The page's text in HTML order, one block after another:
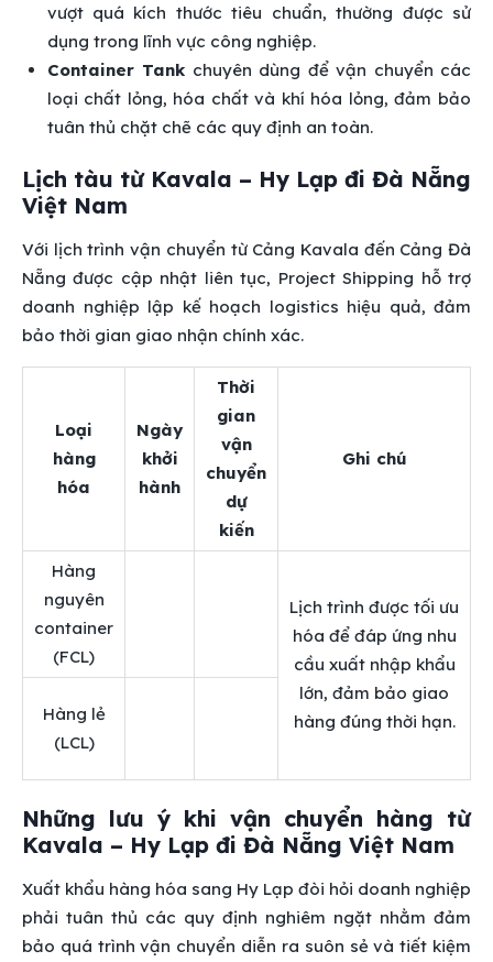
vượt quá kích thước tiêu chuẩn, thường được sử
dụng trong lĩnh vực công nghiệp.
Container Tank chuyên dùng để vận chuyển các
loại chất lỏng, hóa chất và khí hóa lỏng, đảm bảo
tuân thủ chặt chẽ các quy định an toàn.
Lịch tàu từ Kavala – Hy Lạp đi Đà Nẵng
Việt Nam
Với lịch trình vận chuyển từ Cảng Kavala đến Cảng Đà
Nẵng được cập nhật liên tục, Project Shipping hỗ trợ
doanh nghiệp lập kế hoạch logistics hiệu quả, đảm
bảo thời gian giao nhận chính xác.
Loại
hàng
hóa
Ngày
khởi
hành
Thời
gian
vận
chuyển
dự
kiến
Ghi chú
Hàng
nguyên
container
(FCL)
Lịch trình được tối ưu
hóa để đáp ứng nhu
cầu xuất nhập khẩu
lớn, đảm bảo giao
hàng đúng thời hạn.
Hàng lẻ
(LCL)
Những lưu ý khi vận chuyển hàng từ
Kavala – Hy Lạp đi Đà Nẵng Việt Nam
Xuất khẩu hàng hóa sang Hy Lạp đòi hỏi doanh nghiệp
phải tuân thủ các quy định nghiêm ngặt nhằm đảm
bảo quá trình vận chuyển diễn ra suôn sẻ và tiết kiệm